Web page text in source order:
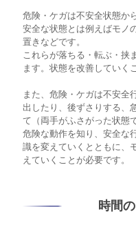
危険・ケガは不安全状態か
安全な状態とは例えばモノ
置きなどです。
これらが落ちる・転ぶ・挟
ます。状態を改善していく
また、危険・ケガは不安全
出したり、後ずさりする、
て（両手がふさがった状態
危険な動作を知り、安全な
識を変えていくとともに、
えていくことが必要です。
時間